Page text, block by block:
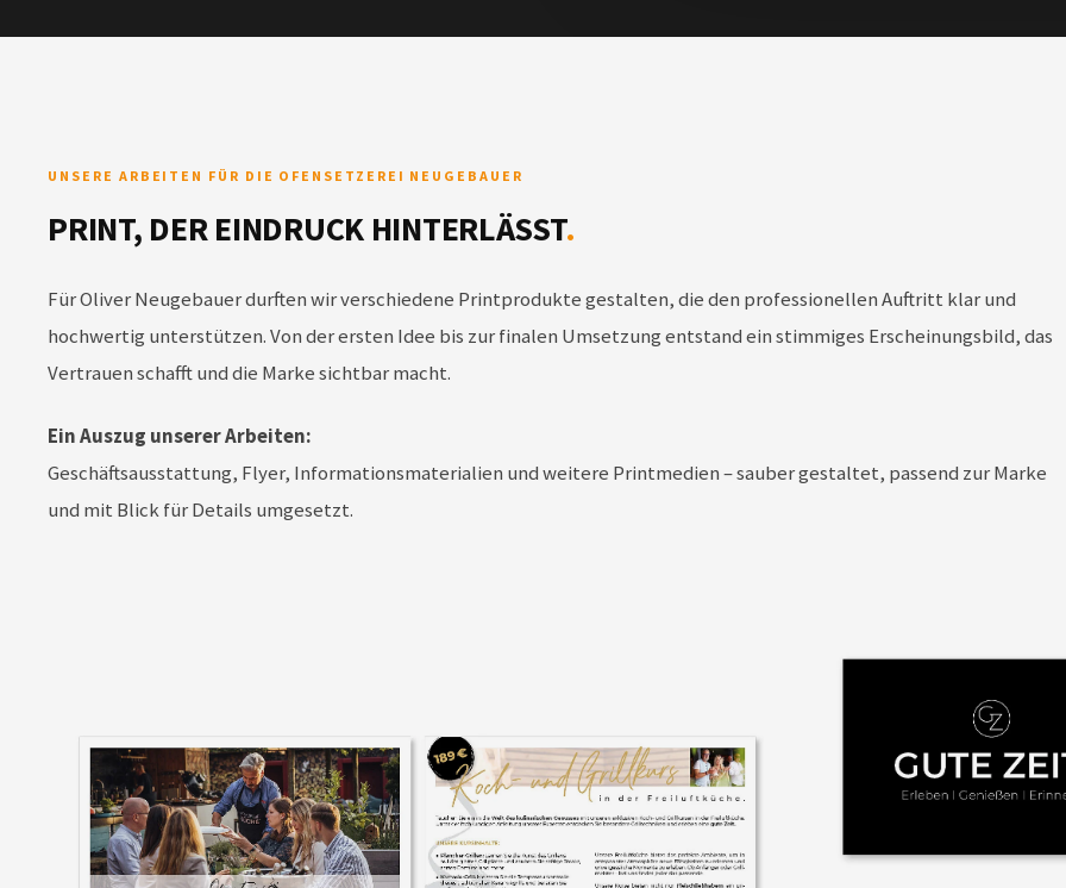
UNSERE ARBEITEN FÜR DIE OFENSETZEREI NEUGEBAUER
PRINT, DER EINDRUCK HINTERLÄSST.
Für Oliver Neugebauer durften wir verschiedene Printprodukte gestalten, die den professionellen Auftritt klar und
hochwertig unterstützen. Von der ersten Idee bis zur finalen Umsetzung entstand ein stimmiges Erscheinungsbild, das
Vertrauen schafft und die Marke sichtbar macht.
Ein Auszug unserer Arbeiten:
Geschäftsausstattung, Flyer, Informationsmaterialien und weitere Printmedien – sauber gestaltet, passend zur Marke
und mit Blick für Details umgesetzt.